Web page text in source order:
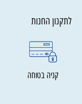
קניה בטוחה